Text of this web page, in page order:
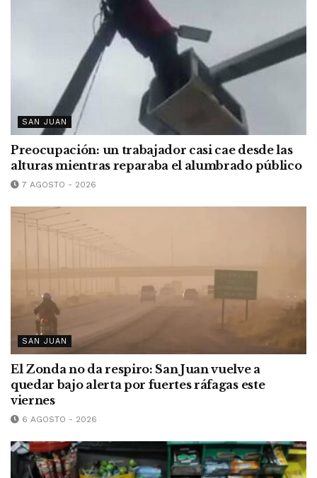
SAN JUAN
Preocupación: un trabajador casi cae desde las
alturas mientras reparaba el alumbrado público
7 AGOSTO - 2026
SAN JUAN
El Zonda no da respiro: San Juan vuelve a
quedar bajo alerta por fuertes ráfagas este
viernes
6 AGOSTO - 2026